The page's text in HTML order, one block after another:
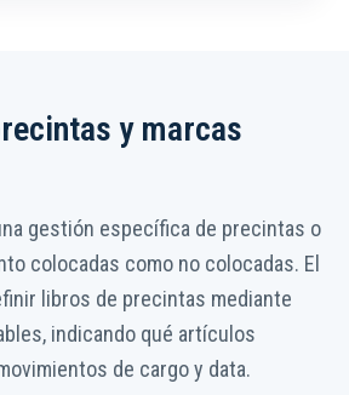
y marcas
gestión específica de precintas o
colocadas como no colocadas. El
libros de precintas mediante
indicando qué artículos
de cargo y data.